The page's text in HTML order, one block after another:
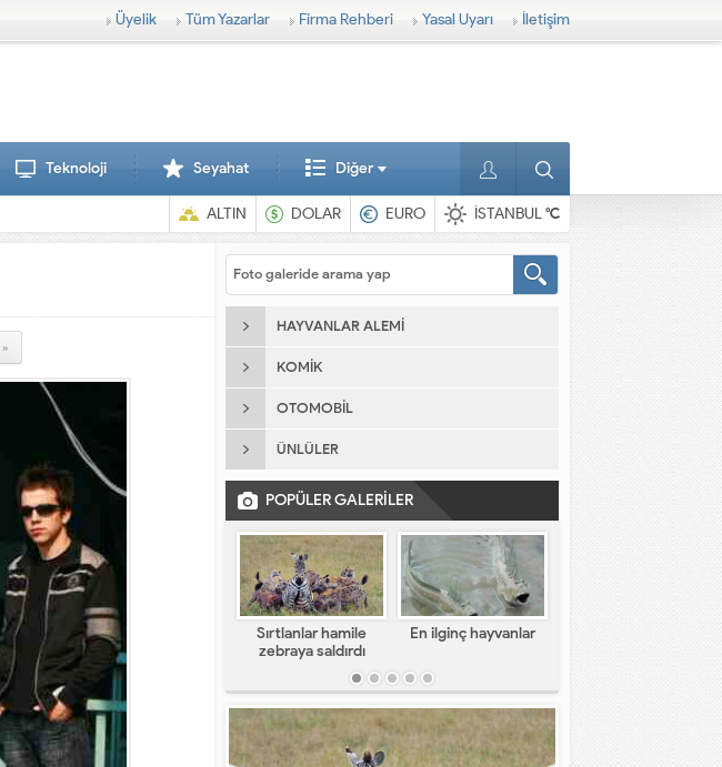
Üyelik Tüm Yazarlar Firma Rehberi Yasal Uyarı İletişim
Teknoloji Seyahat Diğer
ALTIN DOLAR EURO İSTANBUL°C
»
HAYVANLAR ALEMI
KOMIK
OTOMOBIL
ÜNLÜLER
POPÜLER GALERİLER
Sırtlanlar hamile
zebraya saldırdı
En ilginç hayvanlar